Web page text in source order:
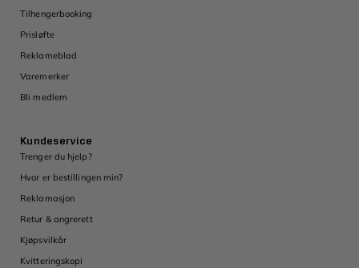
Tilhengerbooking
Prisløfte
Reklameblad
Varemerker
Bli medlem
Kundeservice
Trenger du hjelp?
Hvor er bestillingen min?
Reklamasjon
Retur & angrerett
Kjøpsvilkår
Kvitteringskopi